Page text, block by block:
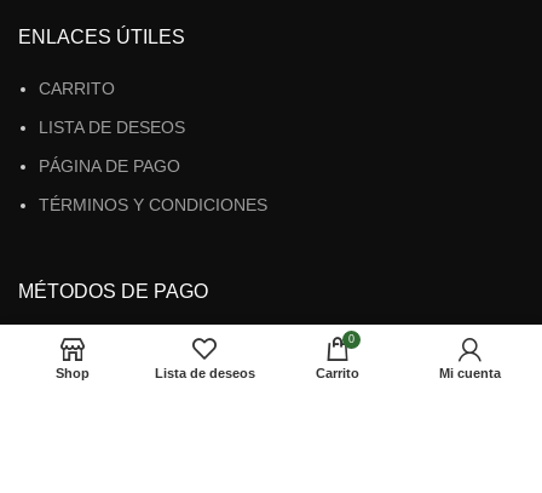
ENLACES ÚTILES
CARRITO
LISTA DE DESEOS
PÁGINA DE PAGO
TÉRMINOS Y CONDICIONES
MÉTODOS DE PAGO
Shop Lista de deseos
0
Carrito Mi cuenta